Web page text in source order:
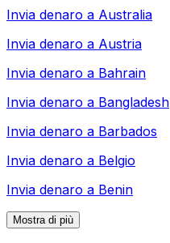
Invia denaro a Australia
Invia denaro a Austria
Invia denaro a Bahrain
Invia denaro a Bangladesh
Invia denaro a Barbados
Invia denaro a Belgio
Invia denaro a Benin
Mostra di più